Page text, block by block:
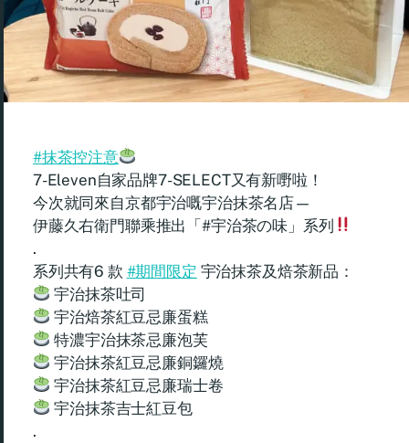
#抹茶控注意
7-Eleven自家品牌7-SELECT又有新嘢啦！
今次就同來自京都宇治嘅宇治抹茶名店—
伊藤久右衛門聯乘推出「#宇治茶の味」系列
.
系列共有6 款 #期間限定 宇治抹茶及焙茶新品：
宇治抹茶吐司
宇治焙茶紅豆忌廉蛋糕
特濃宇治抹茶忌廉泡芙
宇治抹茶紅豆忌廉銅鑼燒
宇治抹茶紅豆忌廉瑞士卷
宇治抹茶吉士紅豆包
.